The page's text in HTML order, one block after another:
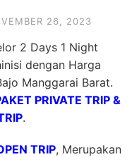
26, 2023
2 Days 1 Night
dengan Harga
Manggarai Barat.
PRIVATE TRIP &
.
TRIP, Merupakan